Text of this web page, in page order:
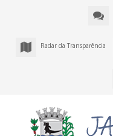
Radar da Transparência